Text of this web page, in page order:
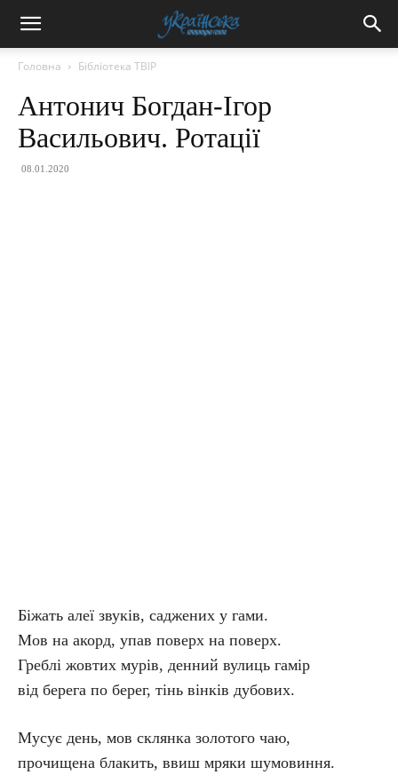
Головна Бібліотека ТВІР
Антонич Богдан-Ігор
Васильович. Ротації
08.01.2020
Біжать алеї звуків, саджених у гами.
Мов на акорд, упав поверх на поверх.
Греблі жовтих мурів, денний вулиць гамір
від берега по берег, тінь вінків дубових.
Мусує день, мов склянка золотого чаю,
прочищена блакить, ввиш мряки шумовиння.